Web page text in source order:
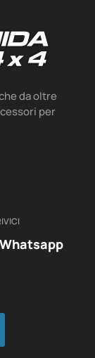
da oltre
per